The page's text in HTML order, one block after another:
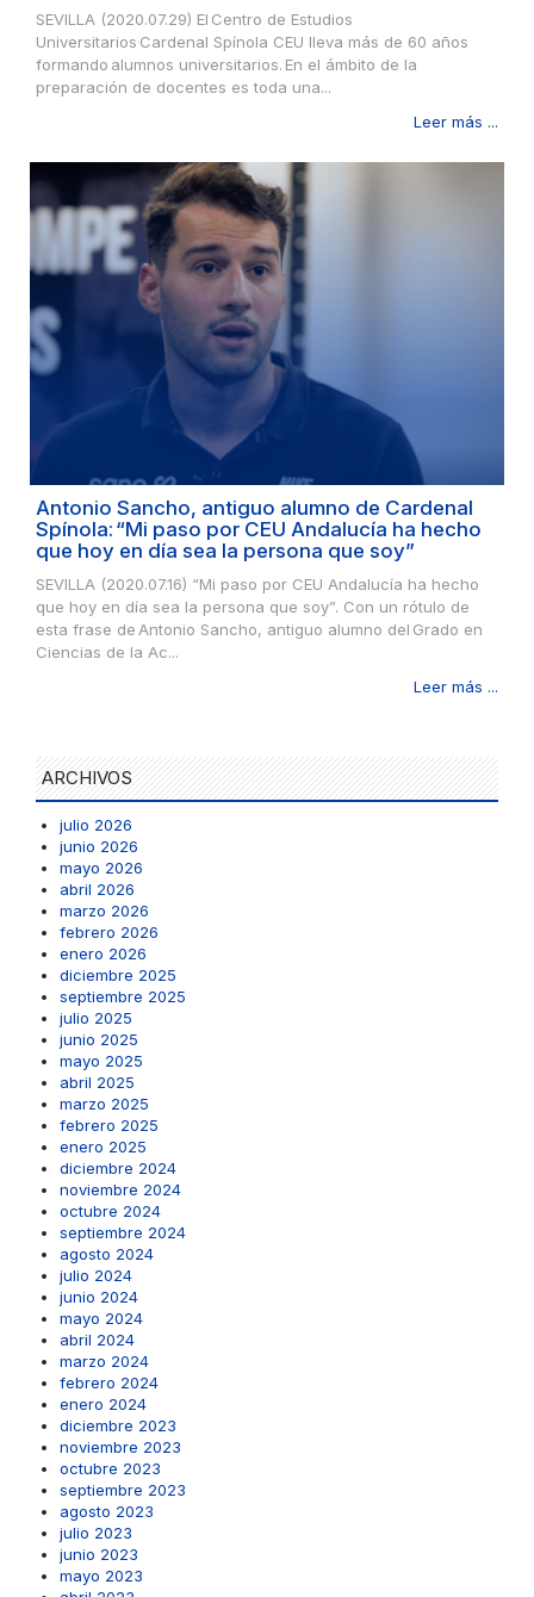
SEVILLA (2020.07.29) El Centro de Estudios
Universitarios Cardenal Spínola CEU lleva más de 60 años
formando alumnos universitarios. En el ámbito de la
preparación de docentes es toda una...
Leer más ...
Antonio Sancho, antiguo alumno de Cardenal
Spínola: “Mi paso por CEU Andalucía ha hecho
que hoy en día sea la persona que soy”
SEVILLA (2020.07.16) “Mi paso por CEU Andalucía ha hecho
que hoy en día sea la persona que soy”. Con un rótulo de
esta frase de Antonio Sancho, antiguo alumno del Grado en
Ciencias de la Ac...
Leer más ...
ARCHIVOS
julio 2026
junio 2026
mayo 2026
abril 2026
marzo 2026
febrero 2026
enero 2026
diciembre 2025
septiembre 2025
julio 2025
junio 2025
mayo 2025
abril 2025
marzo 2025
febrero 2025
enero 2025
diciembre 2024
noviembre 2024
octubre 2024
septiembre 2024
agosto 2024
julio 2024
junio 2024
mayo 2024
abril 2024
marzo 2024
febrero 2024
enero 2024
diciembre 2023
noviembre 2023
octubre 2023
septiembre 2023
agosto 2023
julio 2023
junio 2023
mayo 2023